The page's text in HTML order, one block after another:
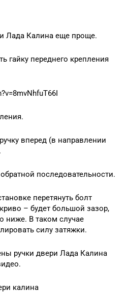
Лада Калина еще проще.
гайку переднего крепления
вперед (в направлении
последовательности.
перетянуть болт
– будет большой зазор,
ниже. В таком случае
силу затяжки.
ручки двери Лада Калина
калина